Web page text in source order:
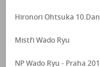
Hironori Ohtsuka
Mistři Wado Ryu
NP Wado Ryu - Praha